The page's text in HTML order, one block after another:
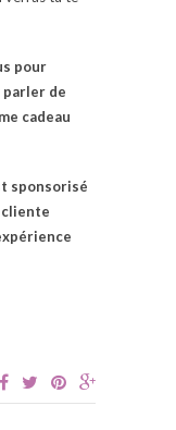
pour
parler de
cadeau
sponsorisé
cliente